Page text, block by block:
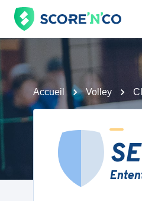
Accueil Volley